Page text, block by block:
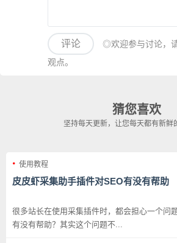
评论
◎欢迎参与讨论，
观点。
猜您喜欢
坚持每天更新，让您每天都有新鲜
使用教程
皮皮虾采集助手插件对SEO有没有帮助
很多站长在使用采集插件时，都会担心一个问
有没有帮助？其实这个问题不...